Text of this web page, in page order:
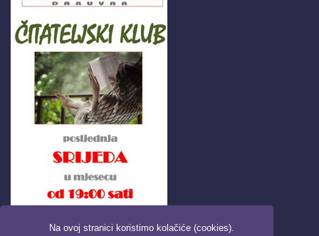
Na ovoj stranici koristimo kolačiće (cookies).